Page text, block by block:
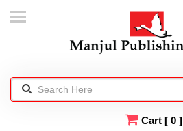
Cart [ 0]